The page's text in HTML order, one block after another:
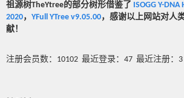
祖源树TheYtree的部分树形借鉴了 ISOGG Y-
2020， YFull YTree v9.05.00，感谢以上网站对人
献！
注册会员数：10102 最近登录：47 最近注册：